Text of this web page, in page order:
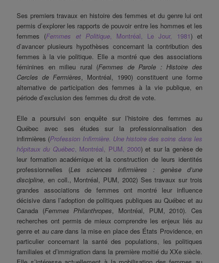
Ses premiers travaux en histoire des femmes et du genre lui ont
permis d’explorer les rapports de pouvoir entre les hommes et les
femmes (Femmes et Politique, Montréal, Le Jour, 1981) et
d’avancer plusieurs hypothèses concernant la contribution des
femmes à la vie politique. Elle a montré que des associations
féminines en milieu rural (Femmes de Parole : Histoire des
Cercles de Fermières, Montréal, 1990) constituent une forme
alternative de participation des femmes à la vie publique, en
période d’exclusion des femmes du droit de vote.
Elle a poursuivi son enquête sur l’histoire des femmes au
Québec avec ses études sur la professionnalisation des
infirmières (Profession Infirmière. Une histoire des soins dans les
hôpitaux du Québec, Montréal, PUM, 2000) et sur la genèse de
leur formation académique et la construction de leurs identités
professionnelles (Les sciences infirmières : genèse d’une
discipline, en coll., Montréal, PUM, 2002) Ses travaux sur trois
grandes associations de femmes ont montré leur influence
décisive dans l’adoption de politiques publiques au Québec et au
Canada (Femmes Philanthropes, Montréal, PUM, 2010). Ces
recherches ont permis de mieux comprendre les enjeux liés au
genre et aucare dans la mise en place des États Providence, en
particulier concernant la santé des populations, les politiques
familiales et d’immigration dans la première moitié du XXe siècle.